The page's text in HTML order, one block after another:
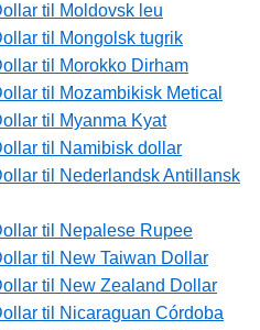
til Moldovsk leu
til Mongolsk tugrik
til Morokko Dirham
til Mozambikisk Metical
til Myanma Kyat
til Namibisk dollar
til Nederlandsk Antillansk
til Nepalese Rupee
til New Taiwan Dollar
til New Zealand Dollar
til Nicaraguan Córdoba